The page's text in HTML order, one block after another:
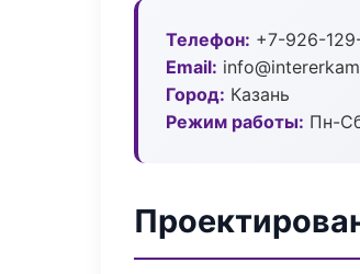
Телефон: +7-926-
Email:
Город: Казань
Режим работы: Пн-